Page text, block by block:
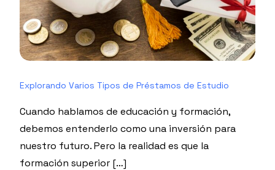
Explorando Varios Tipos de Préstamos de Estudio
Cuando hablamos de educación y formación,
debemos entenderlo como una inversión para
nuestro futuro. Pero la realidad es que la
formación superior […]